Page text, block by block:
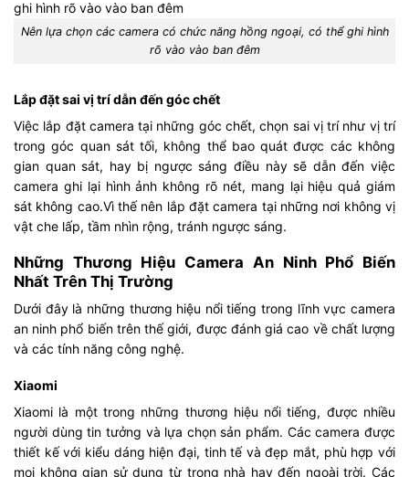
Nên lựa chọn các camera có chức năng hồng ngoại, có thể ghi hình
rõ vào vào ban đêm
Lắp đặt sai vị trí dẫn đến góc chết
Việc lắp đặt camera tại những góc chết, chọn sai vị trí như vị trí
trong góc quan sát tối, không thể bao quát được các không
gian quan sát, hay bị ngược sáng điều này sẽ dẫn đến việc
camera ghi lại hình ảnh không rõ nét, mang lại hiệu quả giám
sát không cao.Vì thế nên lắp đặt camera tại những nơi không vị
vật che lấp, tầm nhìn rộng, tránh ngược sáng.
Những Thương Hiệu Camera An Ninh Phổ Biến
Nhất Trên Thị Trường
Dưới đây là những thương hiệu nổi tiếng trong lĩnh vực camera
an ninh phổ biến trên thế giới, được đánh giá cao về chất lượng
và các tính năng công nghệ.
Xiaomi
Xiaomi là một trong những thương hiệu nổi tiếng, được nhiều
người dùng tin tưởng và lựa chọn sản phẩm. Các camera được
thiết kế với kiểu dáng hiện đại, tinh tế và đẹp mắt, phù hợp với
mọi không gian sử dụng từ trong nhà hay đến ngoài trời. Các